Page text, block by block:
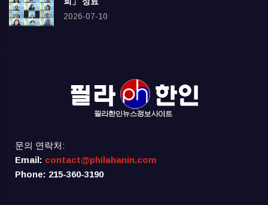
2026-07-10
문의 연락처:
Email: contact@philahanin.com
Phone: 215-360-3190